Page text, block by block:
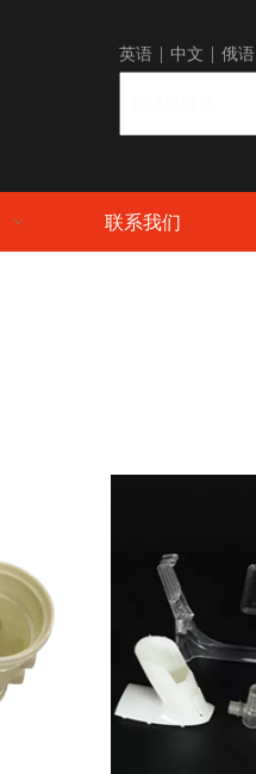
英语 | 中文 | 俄语
联系我们